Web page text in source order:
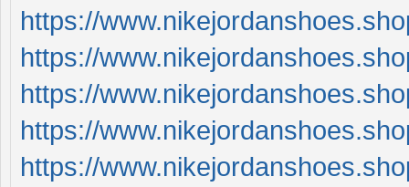
https://
https://
https://
https://
https://